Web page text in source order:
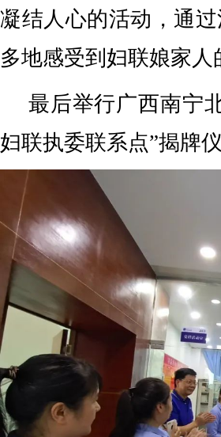
凝结人心的活动，通
多地感受到妇联娘家
最后举行广西南宁
妇联执委联系点”揭牌仪